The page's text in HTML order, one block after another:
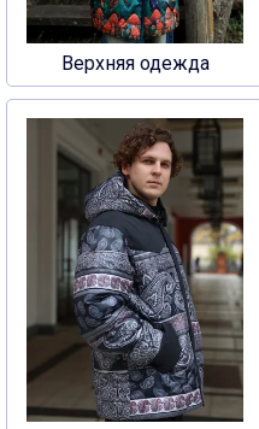
Верхняя одежда